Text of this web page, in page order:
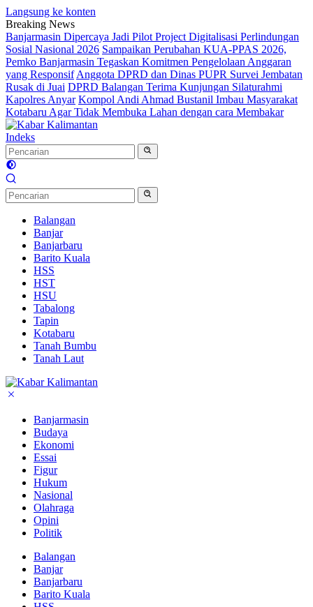
Langsung ke konten
Breaking News
Banjarmasin Dipercaya Jadi Pilot Project Digitalisasi Perlindungan
Sosial Nasional 2026 Sampaikan Perubahan KUA-PPAS 2026,
Pemko Banjarmasin Tegaskan Komitmen Pengelolaan Anggaran
yang Responsif Anggota DPRD dan Dinas PUPR Survei Jembatan
Rusak di Juai DPRD Balangan Terima Kunjungan Silaturahmi
Kapolres Anyar Kompol Andi Ahmad Bustanil Imbau Masyarakat
Kotabaru Agar Tidak Membuka Lahan dengan cara Membakar
Indeks
Balangan
Banjar
Banjarbaru
Barito Kuala
HSS
HST
HSU
Tabalong
Tapin
Kotabaru
Tanah Bumbu
Tanah Laut
Banjarmasin
Budaya
Ekonomi
Essai
Figur
Hukum
Nasional
Olahraga
Opini
Politik
Balangan
Banjar
Banjarbaru
Barito Kuala